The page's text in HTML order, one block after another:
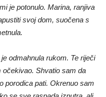
je potonulo. Marina, ranjiva
svoj dom, suočena s
odmahnula rukom. Te riječi
Shvatio sam da
porodica pati. Okrenuo sam